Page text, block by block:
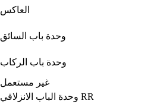
العاكس
وحدة باب السائق
وحدة باب الركاب
غير مستعمل
وحدة الباب الانزلاقي RR